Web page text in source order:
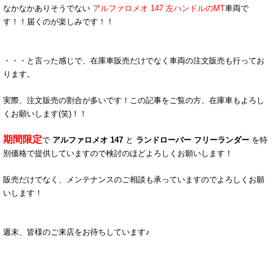
なかなかありそうでない アルファロメオ 147 左ハンドルのMT車両で
す！！届くのが楽しみです！！
・・・と言った感じで、在庫車販売だけでなく車両の注文販売も行ってお
ります。
実際、注文販売の割合が多いです！この記事をご覧の方、在庫車もよろし
くお願いします(笑)！！
期間限定で アルファロメオ 147 と ランドローバー フリーランダー を特
別価格で提供していますので検討のほどよろしくお願いします！
販売だけでなく、メンテナンスのご相談も承っていますのでよろしくお願
いします！
週末、皆様のご来店をお待ちしています♪